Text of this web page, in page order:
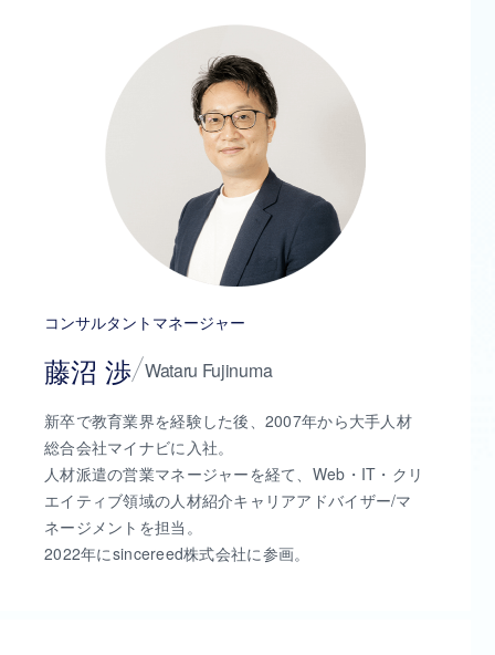
コンサルタントマネージャー
藤沼 渉 Wataru Fujinuma
新卒で教育業界を経験した後、2007年から大手人材
総合会社マイナビに入社。
人材派遣の営業マネージャーを経て、Web・IT・クリ
エイティブ領域の人材紹介キャリアアドバイザー/マ
ネージメントを担当。
2022年にsincereed株式会社に参画。